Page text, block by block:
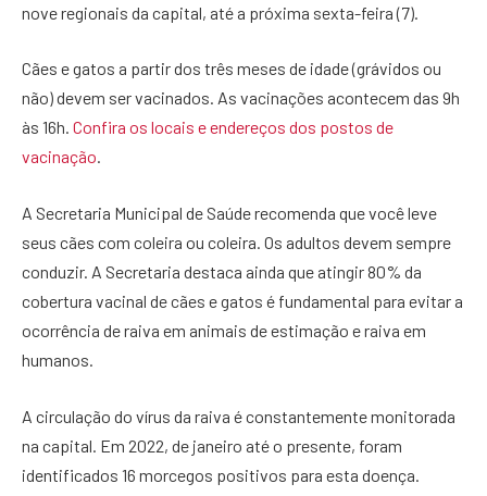
nove regionais da capital, até a próxima sexta-feira (7).
Cães e gatos a partir dos três meses de idade (grávidos ou
não) devem ser vacinados. As vacinações acontecem das 9h
às 16h. Confira os locais e endereços dos postos de
vacinação.
A Secretaria Municipal de Saúde recomenda que você leve
seus cães com coleira ou coleira. Os adultos devem sempre
conduzir. A Secretaria destaca ainda que atingir 80% da
cobertura vacinal de cães e gatos é fundamental para evitar a
ocorrência de raiva em animais de estimação e raiva em
humanos.
A circulação do vírus da raiva é constantemente monitorada
na capital. Em 2022, de janeiro até o presente, foram
identificados 16 morcegos positivos para esta doença.